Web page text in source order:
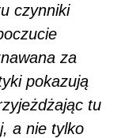
czynniki
za
pokazują
tu
a nie tylko